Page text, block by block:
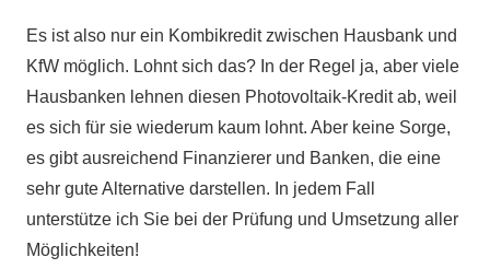
Es ist also nur ein Kombikredit zwischen Hausbank und
KfW möglich. Lohnt sich das? In der Regel ja, aber viele
Hausbanken lehnen diesen Photovoltaik-Kredit ab, weil
es sich für sie wiederum kaum lohnt. Aber keine Sorge,
es gibt ausreichend Finanzierer und Banken, die eine
sehr gute Alternative darstellen. In jedem Fall
unterstütze ich Sie bei der Prüfung und Umsetzung aller
Möglichkeiten!